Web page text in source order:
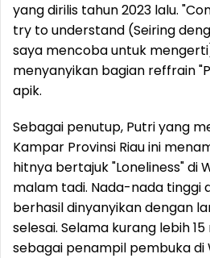
yang dirilis tahun 2023 lalu.
try to understand (Seiring
saya mencoba untuk
menyanyikan bagian reffrain
apik.
Sebagai penutup, Putri yang
Kampar Provinsi Riau ini
hitnya bertajuk "Loneliness" di
malam tadi. Nada-nada tinggi
berhasil dinyanyikan dengan
selesai. Selama kurang lebih
sebagai penampil pembuka